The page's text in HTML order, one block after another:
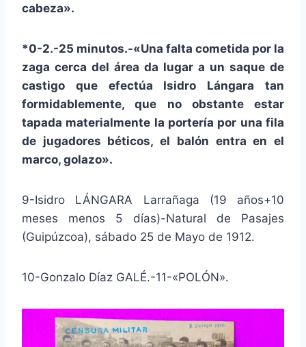
cabeza».
*0-2.-25 minutos.-«Una falta cometida por la
zaga cerca del área da lugar a un saque de
castigo que efectúa Isidro Lángara tan
formidablemente, que no obstante estar
tapada materialmente la portería por una fila
de jugadores béticos, el balón entra en el
marco, golazo».
9-Isidro LÁNGARA Larrañaga (19 años+10
meses menos 5 días)-Natural de Pasajes
(Guipúzcoa), sábado 25 de Mayo de 1912.
10-Gonzalo Díaz GALÉ.-11-«POLÓN».